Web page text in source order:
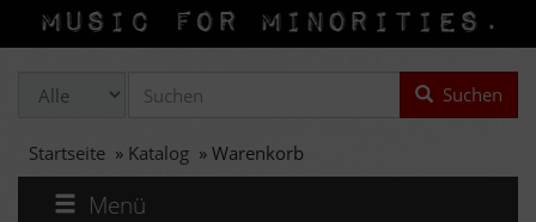
Suchen
Startseite » Katalog » Warenkorb
Menü